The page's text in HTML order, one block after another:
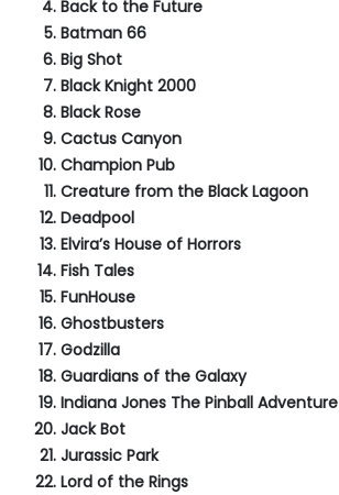
Back to the Future
Batman 66
Big Shot
Black Knight 2000
Black Rose
Cactus Canyon
Champion Pub
Creature from the Black Lagoon
Deadpool
Elvira’s House of Horrors
Fish Tales
FunHouse
Ghostbusters
Godzilla
Guardians of the Galaxy
Indiana Jones The Pinball Adventure
Jack Bot
Jurassic Park
Lord of the Rings